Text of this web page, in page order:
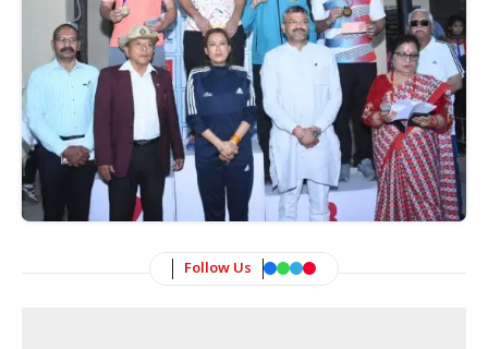
Follow Us